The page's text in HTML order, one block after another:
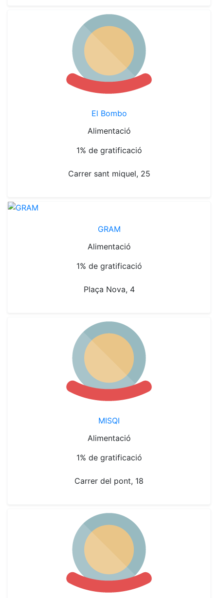
El Bombo
Alimentació
1% de gratificació
Carrer sant miquel, 25
GRAM
Alimentació
1% de gratificació
Plaça Nova, 4
MISQI
Alimentació
1% de gratificació
Carrer del pont, 18